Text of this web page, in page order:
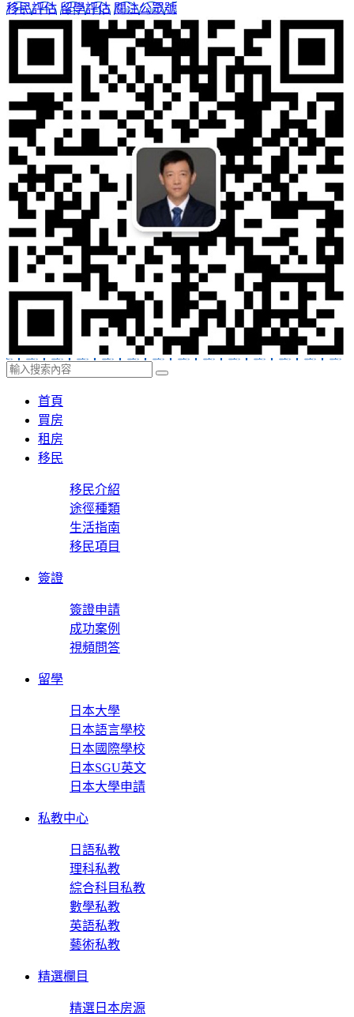
移民評估 留學評估 關注公眾號
首頁
買房
租房
移民
移民介紹
途徑種類
生活指南
移民項目
簽證
簽證申請
成功案例
視頻問答
留學
日本大學
日本語言學校
日本國際學校
日本SGU英文
日本大學申請
私教中心
日語私教
理科私教
綜合科目私教
數學私教
英語私教
藝術私教
精選欄目
精選日本房源